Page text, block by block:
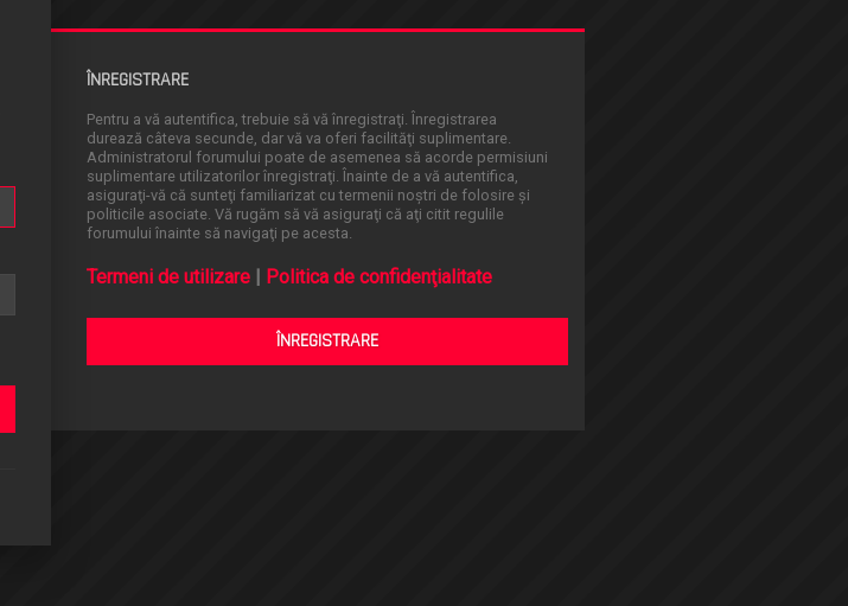
ÎNREGISTRARE
Pentru a vă autentifica, trebuie să vă înregistraţi. Înregistrarea
durează câteva secunde, dar vă va oferi facilităţi suplimentare.
Administratorul forumului poate de asemenea să acorde permisiuni
suplimentare utilizatorilor înregistraţi. Înainte de a vă autentifica,
asiguraţi-vă că sunteţi familiarizat cu termenii noştri de folosire şi
politicile asociate. Vă rugăm să vă asiguraţi că aţi citit regulile
forumului înainte să navigaţi pe acesta.
Termeni de utilizare Politica de confidenţialitate
ÎNREGISTRARE